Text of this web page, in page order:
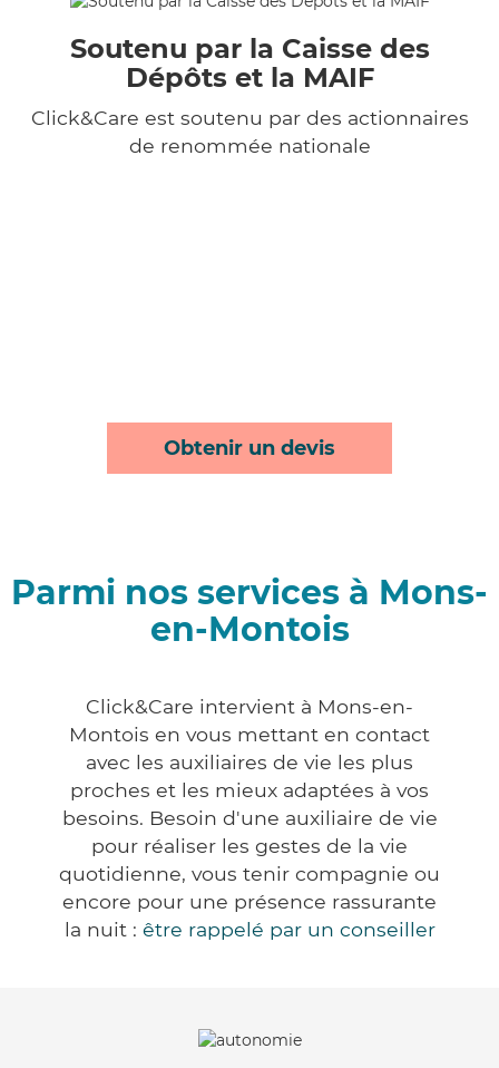
Soutenu par la Caisse des
Dépôts et la MAIF
Click&Care est soutenu par des actionnaires
de renommée nationale
Obtenir un devis
Parmi nos services à Mons-
en-Montois
Click&Care intervient à Mons-en-
Montois en vous mettant en contact
avec les auxiliaires de vie les plus
proches et les mieux adaptées à vos
besoins. Besoin d'une auxiliaire de vie
pour réaliser les gestes de la vie
quotidienne, vous tenir compagnie ou
encore pour une présence rassurante
la nuit : être rappelé par un conseiller